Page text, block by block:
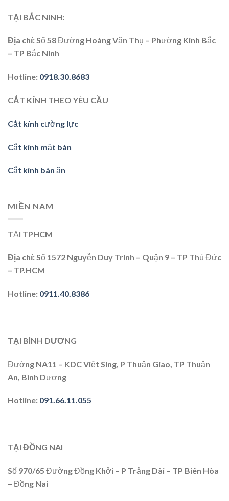
TẠI BẮC NINH:
Địa chỉ: Số 58 Đường Hoàng Văn Thụ – Phường Kinh Bắc
– TP Bắc Ninh
Hotline: 0918.30.8683
CẮT KÍNH THEO YÊU CẦU
Cắt kính cường lực
Cắt kính mặt bàn
Cắt kính bàn ăn
MIỀN NAM
TẠI TPHCM
Địa chỉ:Số 1572 Nguyễn Duy Trinh – Quận 9 – TP Thủ Đức
– TP.HCM
Hotline: 0911.40.8386
TẠI BÌNH DƯƠNG
Đường NA11 – KDC Việt Sing, P Thuận Giao, TP Thuận
An, Bình Dương
Hotline: 091.66.11.055
TẠI ĐỒNG NAI
Số 970/65 Đường Đồng Khởi – P Trảng Dài – TP Biên Hòa
– Đồng Nai